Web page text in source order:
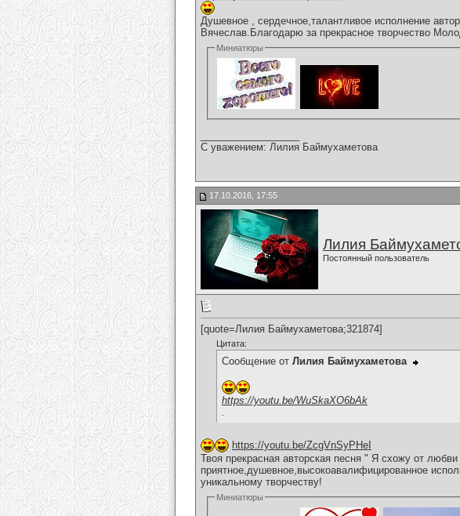
Душевное , сердечное,талантливое исполнение
Вячеслав.Благодарю за прекрасное творчество
Миниатюры
С уважением: Лилия Баймухаметова
17.10.2016, 17:55
Лилия
Постоянный пользователь
[quote=Лилия Баймухаметова;321874]
Цитата:
Сообщение от Лилия Баймухаметова
https://youtu.be/WuSkaXO6bAk
https://youtu.be/ZcgVnSyPHeI
Твоя прекрасная авторская песня " Я схожу от
приятное,душевное,высокоавалифицированное
уникальному творчеству!
Миниатюры